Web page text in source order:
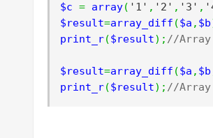
$c = array( '1' , '2' , '3' ,
$result=array_diff ($a , $b
print_r($result); //
$result=array_diff ($a , $b
print_r($result); //